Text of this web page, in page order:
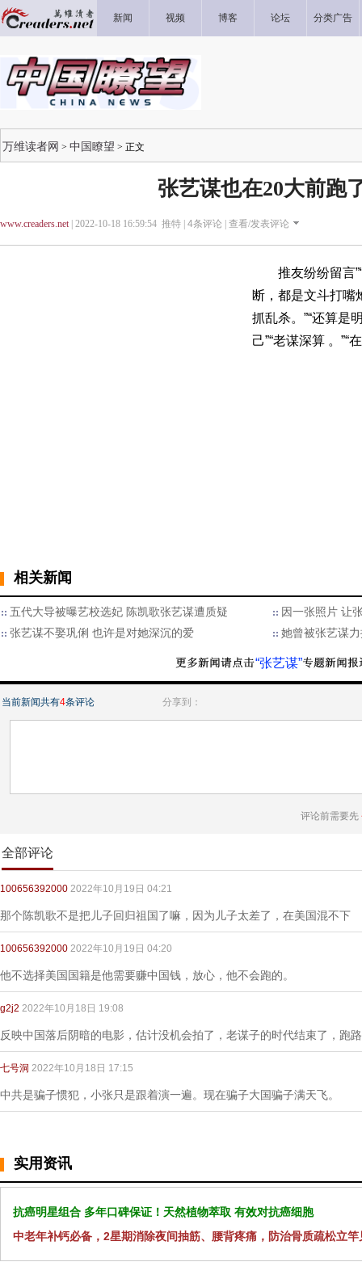
新闻 视频 博客 论坛 分类广告
万维读者网 > 中国瞭望 > 正文
张艺谋也在20大前跑
www.creaders.net| 2022-10-18 16:59:54 推特 | 4条评论 | 查看/发表评论
推友纷纷留言”“
断，都是文斗打嘴
抓乱杀。”“还算是
己”“老谋深算 。”“
相关新闻
五代大导被曝艺校选妃 陈凯歌张艺谋遭质疑
因一张照片 让
张艺谋不娶巩俐 也许是对她深沉的爱
她曾被张艺谋
“张艺谋”
当前新闻共有4条评论 分享到：
评论前需要先
全部评论
100656392000 2022年10月19日 04:21
那个陈凯歌不是把儿子回归祖国了嘛，因为儿子太差了，在美国混不下
100656392000 2022年10月19日 04:20
他不选择美国国籍是他需要赚中国钱，放心，他不会跑的。
g2j2 2022年10月18日 19:08
反映中国落后阴暗的电影，估计没机会拍了，老谋子的时代结束了，跑
七号洞 2022年10月18日 17:15
中共是骗子惯犯，小张只是跟着演一遍。现在骗子大国骗子满天飞。
实用资讯
抗癌明星组合 多年口碑保证！天然植物萃取 有效对抗癌细胞
中老年补钙必备，2星期消除夜间抽筋、腰背疼痛，防治骨质疏松立竿